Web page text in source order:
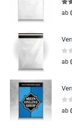
ab
0
ab
0
ab